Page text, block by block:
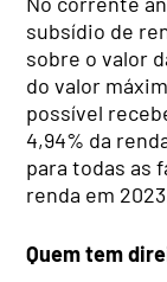
subsídio de
sobre o valor
do valor
possível
4,94% da
para todas as
renda em
Quem tem